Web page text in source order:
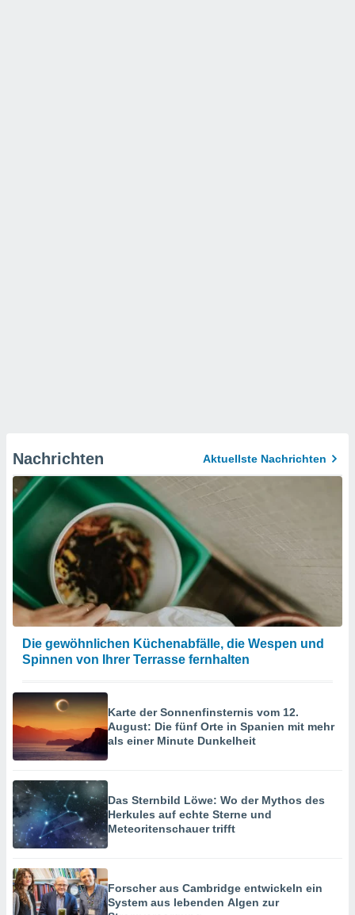
Nachrichten Aktuellste Nachrichten
Die gewöhnlichen Küchenabfälle, die Wespen und
Spinnen von Ihrer Terrasse fernhalten
Karte der Sonnenfinsternis vom 12.
August: Die fünf Orte in Spanien mit mehr
als einer Minute Dunkelheit
Das Sternbild Löwe: Wo der Mythos des
Herkules auf echte Sterne und
Meteoritenschauer trifft
Forscher aus Cambridge entwickeln ein
System aus lebenden Algen zur